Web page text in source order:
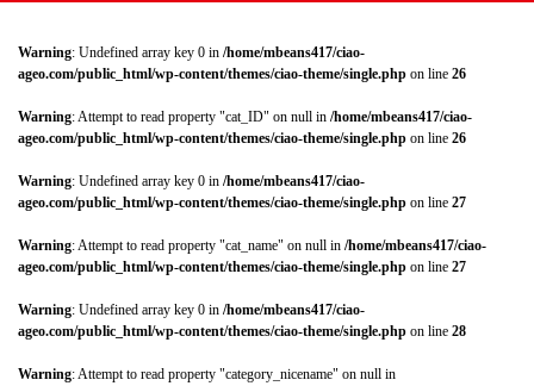
Warning: Undefined array key 0 in /home/mbeans417/ciao-
ageo.com/public_html/wp-content/themes/ciao-theme/single.php on line 26
Warning: Attempt to read property "cat_ID" on null in /home/mbeans417/ciao-
ageo.com/public_html/wp-content/themes/ciao-theme/single.php on line 26
Warning: Undefined array key 0 in /home/mbeans417/ciao-
ageo.com/public_html/wp-content/themes/ciao-theme/single.php on line 27
Warning: Attempt to read property "cat_name" on null in /home/mbeans417/ciao-
ageo.com/public_html/wp-content/themes/ciao-theme/single.php on line 27
Warning: Undefined array key 0 in /home/mbeans417/ciao-
ageo.com/public_html/wp-content/themes/ciao-theme/single.php on line 28
Warning: Attempt to read property "category_nicename" on null in